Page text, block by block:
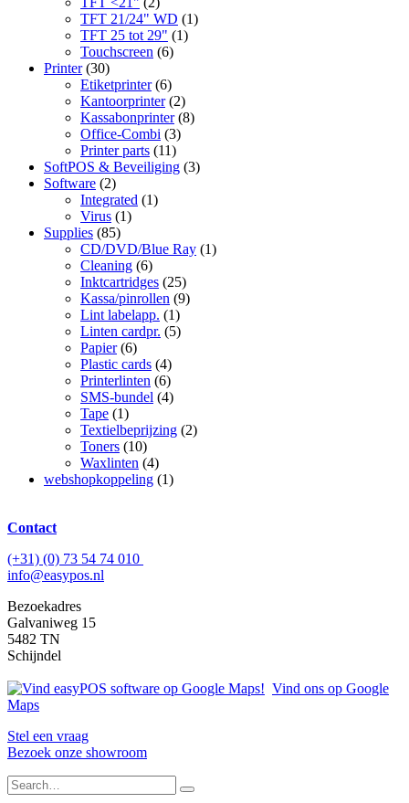
TFT 21/24" WD (1)
TFT 25 tot 29" (1)
Touchscreen (6)
Printer (30)
Etiketprinter (6)
Kantoorprinter (2)
Kassabonprinter (8)
Office-Combi (3)
Printer parts (11)
SoftPOS & Beveiliging (3)
Software (2)
Integrated (1)
Virus (1)
Supplies (85)
CD/DVD/Blue Ray (1)
Cleaning (6)
Inktcartridges (25)
Kassa/pinrollen (9)
Lint labelapp. (1)
Linten cardpr. (5)
Papier (6)
Plastic cards (4)
Printerlinten (6)
SMS-bundel (4)
Tape (1)
Textielbeprijzing (2)
Toners (10)
Waxlinten (4)
webshopkoppeling (1)
Contact
(+31) (0) 73 54 74 010
info@easypos.nl
Bezoekadres
Galvaniweg 15
5482 TN
Schijndel
Vind ons op Google
Maps
Stel een vraag
Bezoek onze showroom